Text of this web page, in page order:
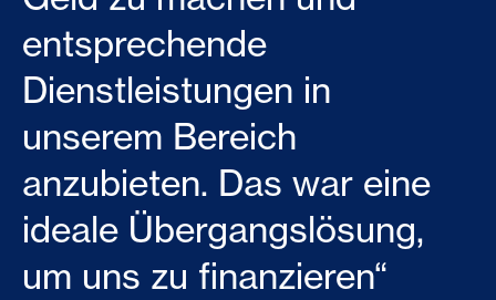
entsprechende
Dienstleistungen in
unserem Bereich
anzubieten. Das war eine
ideale Übergangslösung,
um uns zu finanzieren“